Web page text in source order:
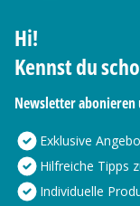
Hi!
Kennst du
Newsletter
Exklusive
Hilfreiche Tipps
Individuelle